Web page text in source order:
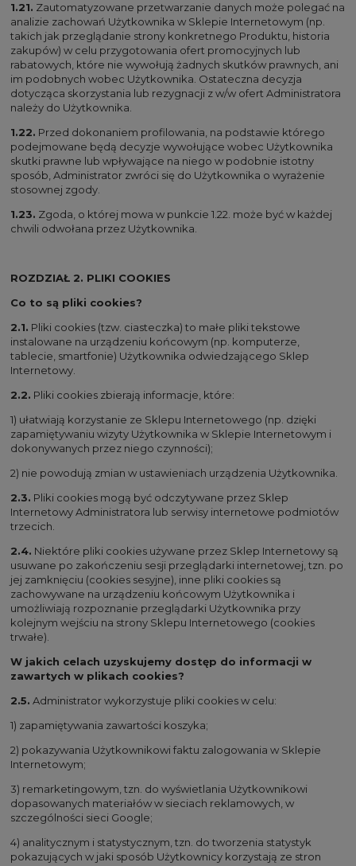
1.21. Zautomatyzowane przetwarzanie danych może polegać na
analizie zachowań Użytkownika w Sklepie Internetowym (np.
takich jak przeglądanie strony konkretnego Produktu, historia
zakupów) w celu przygotowania ofert promocyjnych lub
rabatowych, które nie wywołują żadnych skutków prawnych, ani
im podobnych wobec Użytkownika. Ostateczna decyzja
dotycząca skorzystania lub rezygnacji z w/w ofert Administratora
należy do Użytkownika.
1.22. Przed dokonaniem profilowania, na podstawie którego
podejmowane będą decyzje wywołujące wobec Użytkownika
skutki prawne lub wpływające na niego w podobnie istotny
sposób, Administrator zwróci się do Użytkownika o wyrażenie
stosownej zgody.
1.23. Zgoda, o której mowa w punkcie 1.22. może być w każdej
chwili odwołana przez Użytkownika.
ROZDZIAŁ 2. PLIKI COOKIES
Co to są pliki cookies?
2.1. Pliki cookies (tzw. ciasteczka) to małe pliki tekstowe
instalowane na urządzeniu końcowym (np. komputerze,
tablecie, smartfonie) Użytkownika odwiedzającego Sklep
Internetowy.
2.2. Pliki cookies zbierają informacje, które:
1) ułatwiają korzystanie ze Sklepu Internetowego (np. dzięki
zapamiętywaniu wizyty Użytkownika w Sklepie Internetowym i
dokonywanych przez niego czynności);
2) nie powodują zmian w ustawieniach urządzenia Użytkownika.
2.3. Pliki cookies mogą być odczytywane przez Sklep
Internetowy Administratora lub serwisy internetowe podmiotów
trzecich.
2.4. Niektóre pliki cookies używane przez Sklep Internetowy są
usuwane po zakończeniu sesji przeglądarki internetowej, tzn. po
jej zamknięciu (cookies sesyjne), inne pliki cookies są
zachowywane na urządzeniu końcowym Użytkownika i
umożliwiają rozpoznanie przeglądarki Użytkownika przy
kolejnym wejściu na strony Sklepu Internetowego (cookies
trwałe).
W jakich celach uzyskujemy dostęp do informacji w
zawartych w plikach cookies?
2.5. Administrator wykorzystuje pliki cookies w celu:
1) zapamiętywania zawartości koszyka;
2) pokazywania Użytkownikowi faktu zalogowania w Sklepie
Internetowym;
3) remarketingowym, tzn. do wyświetlania Użytkownikowi
dopasowanych materiałów w sieciach reklamowych, w
szczególności sieci Google;
4) analitycznym i statystycznym, tzn. do tworzenia statystyk
pokazujących w jaki sposób Użytkownicy korzystają ze stron